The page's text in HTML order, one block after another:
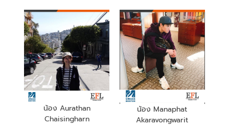
น้อง Aurathan
Chaisingharn
น้อง Manaphat
Akaravongwarit